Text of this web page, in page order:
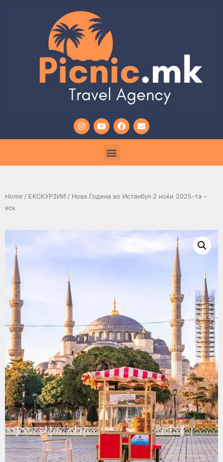
Home / ЕКСКУРЗИИ / Нова Година во Истанбул 2 ноќи 2025-та –
еск